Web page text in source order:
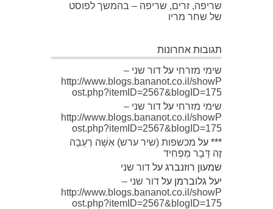
שריפה, זרים, שריפה – בהמשך לפוסט
של שחר מריו
תגובות אחרונות
שימי מזרחי על דור שני –
http://www.blogs.bananot.co.il/showP
ost.php?itemID=2567&blogID=175
שימי מזרחי על דור שני –
http://www.blogs.bananot.co.il/showP
ost.php?itemID=2567&blogID=175
*** על מכשפות (שיר ערש) אִשָּׁה רְעֵבָה
זֶה דָּבָר מַפְחִיד
שמעון רוזנברג על דור שני
יעל גלוברמן על דור שני –
http://www.blogs.bananot.co.il/showP
ost.php?itemID=2567&blogID=175